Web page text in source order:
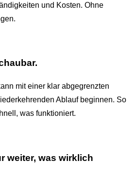
und Kosten. Ohne
mit einer klar abgegrenzten
Ablauf beginnen. So
was funktioniert.
weiter, was wirklich